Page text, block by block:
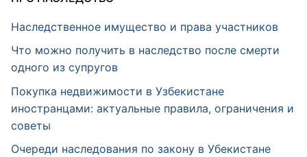
Наследственное имущество и права участников
Что можно получить в наследство после смерти
одного из супругов
Покупка недвижимости в Узбекистане
иностранцами: актуальные правила, ограничения и
советы
Очереди наследования по закону в Убекистане